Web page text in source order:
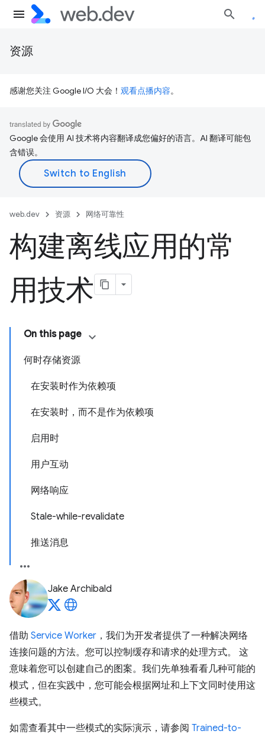
资源
感谢您关注 Google I/O 大会！ 观看点播内容。
Google 会使用 AI 技术将内容翻译成您偏好的语言。AI 翻译可能包
含错误。
web.dev 资源 网络可靠性
构建离线应用的常
用技术
On this page
何时存储资源
在安装时作为依赖项
在安装时，而不是作为依赖项
启用时
用户互动
网络响应
Stale-while-revalidate
推送消息
Jake Archibald
借助 Service Worker ，我们为开发者提供了一种解决网络
连接问题的方法。您可以控制缓存和请求的处理方式。 这
意味着您可以创建自己的图案。我们先单独看看几种可能的
模式，但在实践中，您可能会根据网址和上下文同时使用这
些模式。
如需查看其中一些模式的实际演示，请参阅 Trained-to-